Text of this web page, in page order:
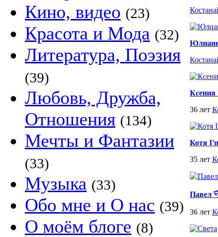
Кино, видео (23)
Красота и Мода (32)
Литература, Поэзия
(39)
Любовь, Дружба,
Отношения (134)
Мечты и Фантазии
(33)
Музыка (33)
Обо мне и О нас (39)
О моём блоге (8)
Ксения
36 лет
Котя
35 лет
Павел
36 лет